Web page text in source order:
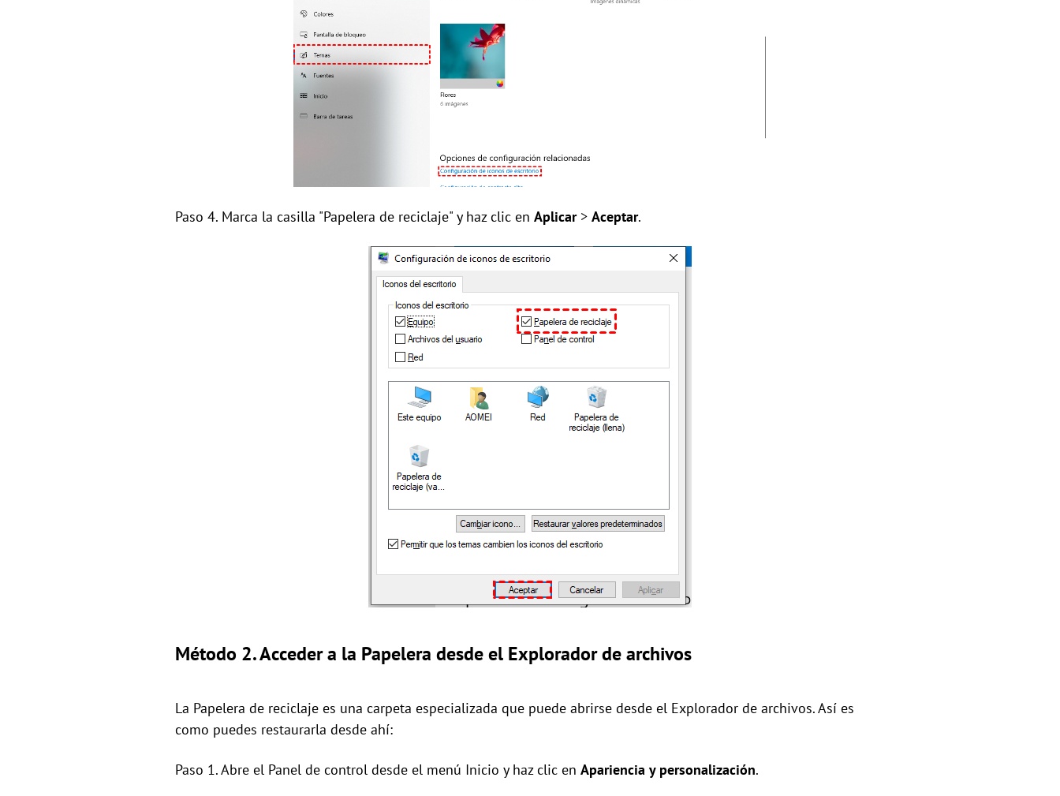
Paso 4. Marca la casilla "Papelera de reciclaje" y haz clic en Aplicar> Aceptar.
Método 2. Acceder a la Papelera desde el Explorador de archivos
La Papelera de reciclaje es una carpeta especializada que puede abrirse desde el Explorador de archivos. Así es
como puedes restaurarla desde ahí:
Paso 1. Abre el Panel de control desde el menú Inicio y haz clic en Apariencia y personalización.